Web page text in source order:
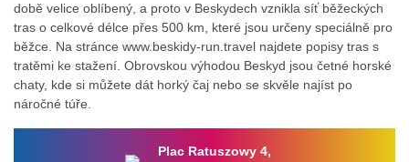
době velice oblíbený, a proto v Beskydech vznikla síť běžeckých
tras o celkové délce přes 500 km, které jsou určeny speciálně pro
běžce. Na stránce www.beskidy-run.travel najdete popisy tras s
tratěmi ke stažení. Obrovskou výhodou Beskyd jsou četné horské
chaty, kde si můžete dát horký čaj nebo se skvěle najíst po
náročné túře.
Plac Ratuszowy 4,